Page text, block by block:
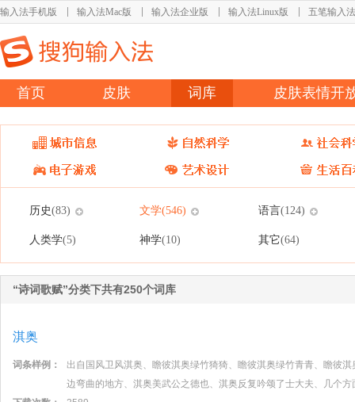
输入法手机版 输入法Mac版 输入法企业版 输入法Linux版 五笔输入法
首页 皮肤 词库 皮肤表情开
历史(83) 文学(546) 语言(124)
人类学(5) 神学(10) 其它(64)
“诗词歌赋”分类下共有250个词库
淇奥
词条样例：
出自国风卫风淇奥、瞻彼淇奥绿竹猗猗、瞻彼淇奥绿竹青青、瞻彼
边弯曲的地方、淇奥美武公之德也、淇奥反复吟颂了士大夫、几个